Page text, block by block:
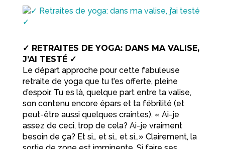
✓ RETRAITES DE YOGA: DANS MA VALISE,
J’AI TESTÉ ✓
Le départ approche pour cette fabuleuse
retraite de yoga que tu t’es offerte, pleine
d’espoir. Tu es là, quelque part entre ta valise,
son contenu encore épars et ta fébrilité (et
peut-être aussi quelques craintes). « Ai-je
assez de ceci, trop de cela? Ai-je vraiment
besoin de ça? Et si… et si… et si…» Clairement, la